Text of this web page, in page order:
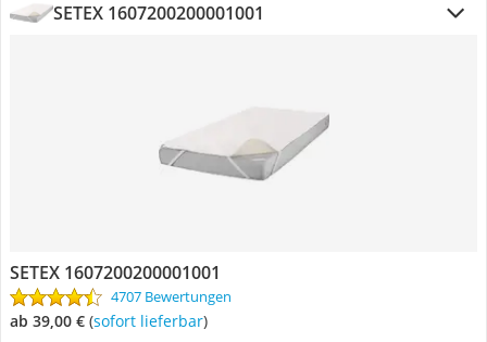
SETEX 1607200200001001
SETEX 1607200200001001
4707 Bewertungen
ab 39,00 € ( Sofort lieferbar)